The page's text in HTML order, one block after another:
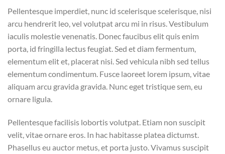
Pellentesque imperdiet, nunc id scelerisque scelerisque, nisi
arcu hendrerit leo, vel volutpat arcu mi in risus. Vestibulum
iaculis molestie venenatis. Donec faucibus elit quis enim
porta, id fringilla lectus feugiat. Sed et diam fermentum,
elementum elit et, placerat nisi. Sed vehicula nibh sed tellus
elementum condimentum. Fusce laoreet lorem ipsum, vitae
aliquam arcu gravida gravida. Nunc eget tristique sem, eu
ornare ligula.
Pellentesque facilisis lobortis volutpat. Etiam non suscipit
velit, vitae ornare eros. In hac habitasse platea dictumst.
Phasellus eu auctor metus, et porta justo. Vivamus suscipit